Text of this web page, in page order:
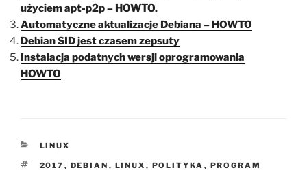
użyciem apt-p2p – HOWTO.
Automatyczne aktualizacje Debiana – HOWTO
Debian SID jest czasem zepsuty
Instalacja podatnych wersji oprogramowania
HOWTO
KATEGORIE
LINUX
TAGI
2017 , DEBIAN , LINUX , POLITYKA , PROGRAM